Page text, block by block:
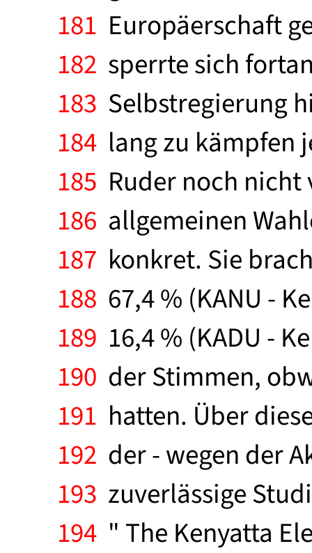
181 Europäerschaft
182 sperrte sich
183 Selbstregierung
184 lang zu kämpfen
185 Ruder noch
186 allgemeinen
187 konkret. Sie
188 67,4 % (KANU -
189 16,4 % (KADU -
190 der Stimmen,
191 hatten. Über
192 der - wegen der
193 zuverlässige
194 " The Kenyatta